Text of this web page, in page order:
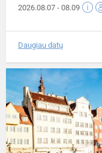
2026.08.07 - 08.09
Daugiau datų